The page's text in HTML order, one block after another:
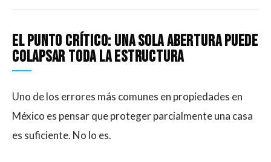
El punto crítico: una sola abertura puede
colapsar toda la estructura
Uno de los errores más comunes en propiedades en
México es pensar que proteger parcialmente una casa
es suficiente. No lo es.